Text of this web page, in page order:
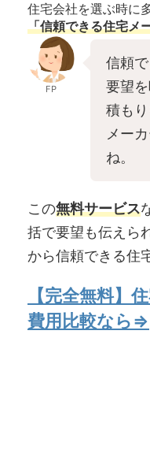
住宅会社を選ぶ時に
「信頼できる住宅メ
FP
信頼
要望
積も
メー
ね。
この無料サービス
括で要望も伝えら
から信頼できる住
【完全無料】
費用比較なら⇒